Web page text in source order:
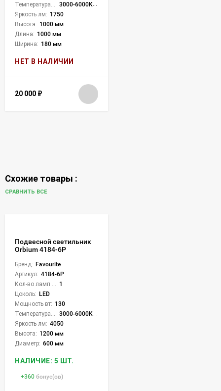
3000-6000K (плавная рег.)
Яркость лм: 1750
Высота: 1000 мм
Длина: 1000 мм
Ширина: 180 мм
НЕТ В НАЛИЧИИ
20 000 ₽
Схожие товары :
СРАВНИТЬ ВСЕ
Подвесной светильник
Orbium 4184-6P
Бренд: Favourite
Артикул: 4184-6P
1
Цоколь: LED
Мощность вт: 130
3000-6000K (плавная рег.)
Яркость лм: 4050
Высота: 1200 мм
Диаметр: 600 мм
НАЛИЧИЕ: 5 ШТ.
+360 бонус(ов)